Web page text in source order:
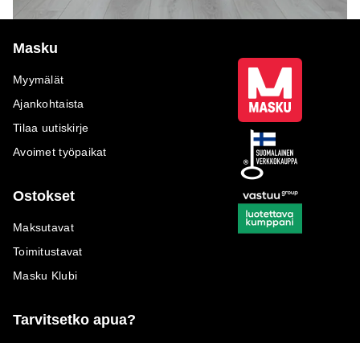
Masku
Myymälät
Ajankohtaista
Tilaa uutiskirje
Avoimet työpaikat
Ostokset
Maksutavat
Toimitustavat
Masku Klubi
Tarvitsetko apua?